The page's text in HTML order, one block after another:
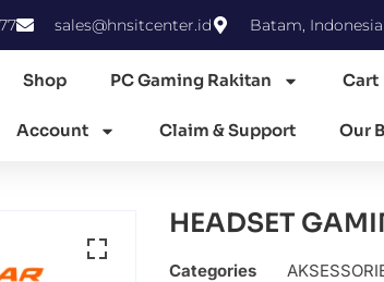
sales@hnsitcenter.id Batam, Indonesia
Shop PC Gaming Rakitan Cart
Account Claim & Support Our
HEADSET
Categories